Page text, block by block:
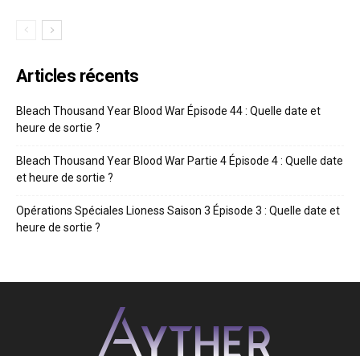
Articles récents
Bleach Thousand Year Blood War Épisode 44 : Quelle date et
heure de sortie ?
Bleach Thousand Year Blood War Partie 4 Épisode 4 : Quelle date
et heure de sortie ?
Opérations Spéciales Lioness Saison 3 Épisode 3 : Quelle date et
heure de sortie ?